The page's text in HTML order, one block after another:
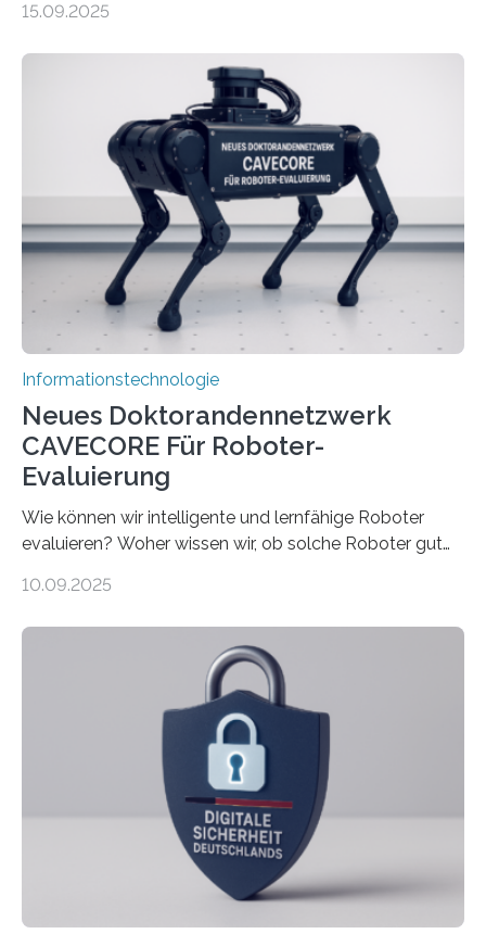
Lösungsweg ist inspiriert vom menschlichen Gehirn. Die
stellt die heutige Computertechnik vor
Herausforderungen. Herkömmliche Silizium-
Prozessoren stoßen an ihre Grenzen: Sie verbrauchen
viel Energie, die Speicher- und Verarbeitungseinheiten
sind voneinander getrennt und die Datenübertragung
bremst komplexe Anwendungen aus. Da KI-Modelle
immer größer werden und riesige Datenmengen
verarbeiten müssen, steigt der Bedarf an neuen
Rechenarchitekturen. Neben Quantencomputern
rücken dabei insbesondere…
15.09.2025
Informationstechnologie
Neues Doktorandennetzwerk
CAVECORE Für Roboter-
Evaluierung
Wie können wir intelligente und lernfähige Roboter
evaluieren? Woher wissen wir, ob solche Roboter gut
sich CAVECORE – ein neues Marie Skłodowska-Curie
koordiniert wird. Ab dem 1. September werden sich
über einen Zeitraum von vier Jahren insgesamt 15
Promovierende im Rahmen von CAVECORE mit
kognitiven Robotern beschäftigen – also mit Robotern,
die mittels Sensoren ihre Umgebung erfassen,
Informationen verarbeiten und häufig auch mit…
10.09.2025